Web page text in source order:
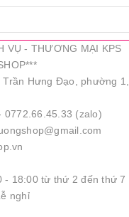
VỤ - THƯƠNG MẠI KPS
Hưng Đạo, phường
0772.66.45.33 (zalo)
- 18:00 từ thứ 2 đến thứ 7
nghỉ